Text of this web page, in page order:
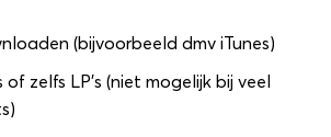
(bijvoorbeeld dmv iTunes)
of zelfs LP’s (niet mogelijk bij veel